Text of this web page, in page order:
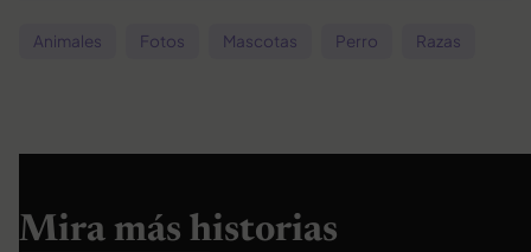
Animales Fotos Mascotas Perro Razas
Mira más historias